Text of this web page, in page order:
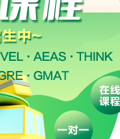
独特的出题规律和
题题永远都要在文章
的最后一题该怎么